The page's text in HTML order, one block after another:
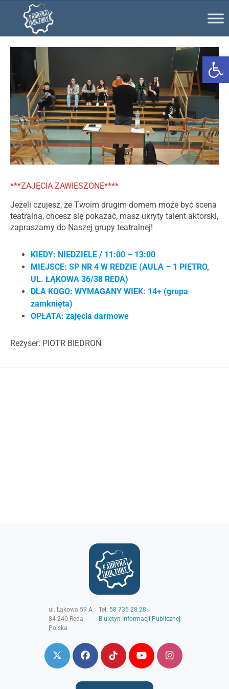
***ZAJĘCIA ZAWIESZONE****
Jeżeli czujesz, że Twoim drugim domem może być scena
teatralna, chcesz się pokazać, masz ukryty talent aktorski,
zapraszamy do Naszej grupy teatralnej!
KIEDY: NIEDZIELE / 11:00 – 13:00
MIEJSCE: SP NR 4 W REDZIE (AULA – 1 PIĘTRO,
UL. ŁĄKOWA 36/38 REDA)
DLA KOGO: WYMAGANY WIEK: 14+ (grupa
zamknięta)
OPŁATA: zajęcia darmowe
Reżyser: PIOTR BIEDROŃ
ul. Łąkowa 59 A
84-240 Reda
Polska
Tel: 58 736 28 28
Biuletyn Informacji Publicznej